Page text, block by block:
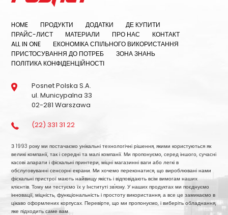
HOME ПРОДУКТИ ДОДАТКИ
ДЕ КУПИТИ
ПРАЙС-ЛИСТ
МАТЕРІАЛИ ПРО НАС
КОНТАКТ
ALL IN ONE
ЕКОНОМІКА СПІЛЬНОГО ВИКОРИСТАННЯ
ПРИСТОСУВАННЯ ДО ПОТРЕБ
ЗОНА ЗНАНЬ
ПОЛІТИКА КОНФІДЕНЦІЙНОСТІ
Posnet Polska S.A.
ul. Municypalna 33
02-281 Warszawa
(22) 331 31 22
З 1993 року ми постачаємо унікальні технологічні рішення, якими користуються як
великі компанії, так і середні та малі компанії. Ми пропонуємо, серед іншого, сучасні
касові апарати і фіскальні принтери, міцні магазинні ваги або легкі в
обслуговуванні сенсорні екрани. Ми хочемо переконатися, що вироблювані нами
фіскальні пристрої мають найвищу якість і відповідають всім вимогам наших
клієнтів. Тому ми тестуємо їх у Інституті зв'язку. У наших продуктах ми поєднуємо
інновації, міцність, функціональність і простоту використання, а все це замикаємо в
цікаво оформлених корпусах. Перевірте, що ми пропонуємо, і виберіть обладнання,
яке підходить саме вам.